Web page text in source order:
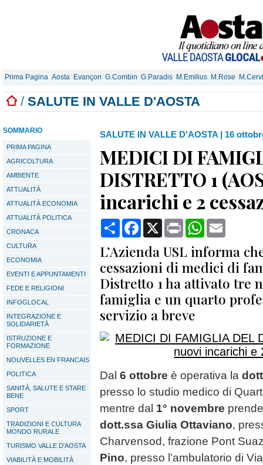
Prima Pagina Aosta Evançon G.Combin G.Paradis M.Emilius M.Rose
/ SALUTE IN VALLE D'AOSTA
SOMMARIO
PRIMA PAGINA
AGRICOLTURA
AMBIENTE
ATTUALITÀ
ATTUALITÀ ECONOMIA
ATTUALITÀ POLITICA
CRONACA
CULTURA
ECONOMIA
EVENTI E APPUNTAMENTI
FEDE E RELIGIONI
INFOGLOCAL
INTEGRAZIONE E
SOLIDARIETÀ
ISTRUZIONE E
FORMAZIONE
NOUVELLES EN FRANCAIS
POLITICA
SANITÀ, SALUTE E STARE
BENE
SPORT
TRADIZIONI E CULTURA
MONDO RURALE
TURISMO VALLE D'AOSTA
VIABILITÀ E MOBILITÀ
SALUTE IN VALLE D'AOSTA | 16
MEDICI DI
DISTRETTO 1
incarichi e 2
CondividiFacebook
X Print WhatsApp
L’Azienda USL informa
cessazioni di medici di
Distretto 1 ha attivato tre
famiglia e un quarto
servizio a breve
Dal 6 ottobre è operativa la
presso lo studio medico di
mentre dal 1° novembre
dott.ssa Giulia Ottaviano,
Charvensod, frazione Pont
Pino, presso l’ambulatorio di